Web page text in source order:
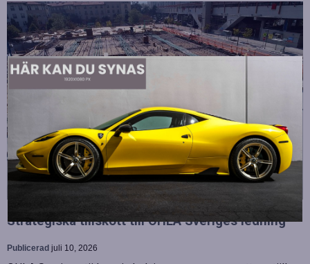
Strategiska tillskott till OHLA Sveriges ledning
Publicerad juli 10, 2026